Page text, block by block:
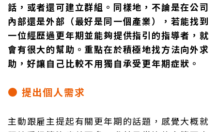
話，或者還可建立群組。同樣地，不論是在公司
內部還是外部（最好是同一個產業），若能找到
一位經歷過更年期並能夠提供指引的指導者，就
會有很大的幫助。重點在於積極地找方法向外求
助，好讓自己比較不用獨自承受更年期症狀。
● 提出個人需求
主動跟雇主提起有關更年期的話題，感覺大概就